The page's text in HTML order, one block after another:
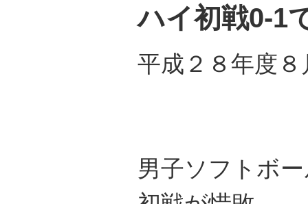
ハイ初戦0-1
平成２８年度
男子ソフトボ